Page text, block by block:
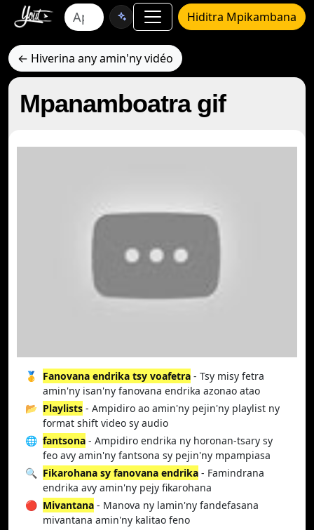
Hiditra Mpikambana
← Hiverina any amin'ny vidéo
Mpanamboatra gif
🥇 Fanovana endrika tsy voafetra - Tsy misy fetra
amin'ny isan'ny fanovana endrika azonao atao
📂 Playlists - Ampidiro ao amin'ny pejin'ny playlist ny
format shift video sy audio
🌐 fantsona - Ampidiro endrika ny horonan-tsary sy
feo avy amin'ny fantsona sy pejin'ny mpampiasa
🔍 Fikarohana sy fanovana endrika - Famindrana
endrika avy amin'ny pejy fikarohana
🔴 Mivantana - Manova ny lamin'ny fandefasana
mivantana amin'ny kalitao feno